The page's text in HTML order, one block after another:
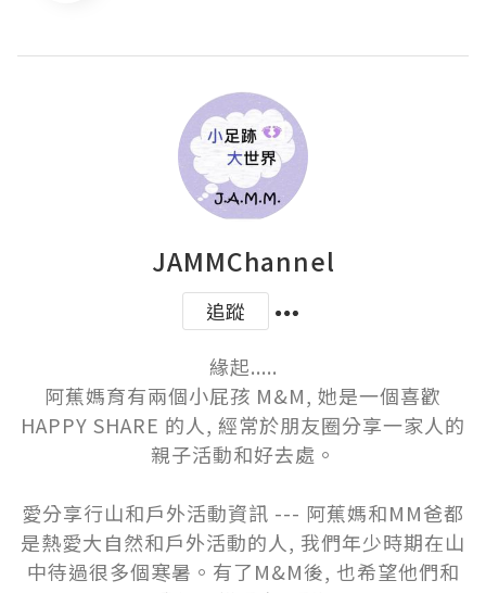
JAMMChannel
追蹤
緣起.....
阿蕉媽育有兩個小屁孩 M&M, 她是一個喜歡
HAPPY SHARE 的人, 經常於朋友圈分享一家人的
親子活動和好去處。
愛分享行山和戶外活動資訊 --- 阿蕉媽和MM爸都
是熱愛大自然和戶外活動的人, 我們年少時期在山
中待過很多個寒暑。有了M&M後, 也希望他們和